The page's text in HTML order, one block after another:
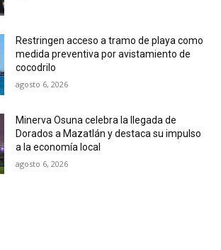
Restringen acceso a tramo de playa como
medida preventiva por avistamiento de
cocodrilo
agosto 6, 2026
Minerva Osuna celebra la llegada de
Dorados a Mazatlán y destaca su impulso
a la economía local
agosto 6, 2026